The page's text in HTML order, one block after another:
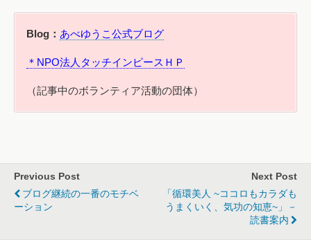
Blog： あべゆうこ公式ブログ
＊NPO法人タッチインピースＨＰ
（記事中のボランティア活動の団体）
Previous Post
ブログ継続の一番のモチベ
ーション
Next Post
「循環美人 ~ココロもカラダも
うまくいく、気功の知恵~」－
読書案内